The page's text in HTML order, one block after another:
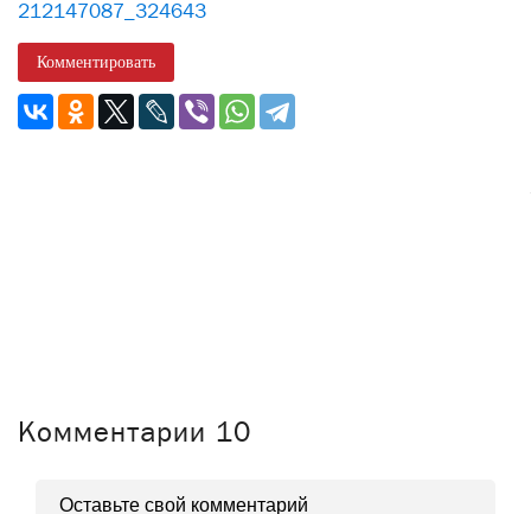
212147087_324643
Комментировать
Комментарии 10